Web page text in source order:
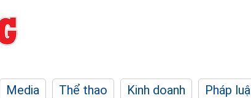
Media Thể thao Kinh doanh Pháp